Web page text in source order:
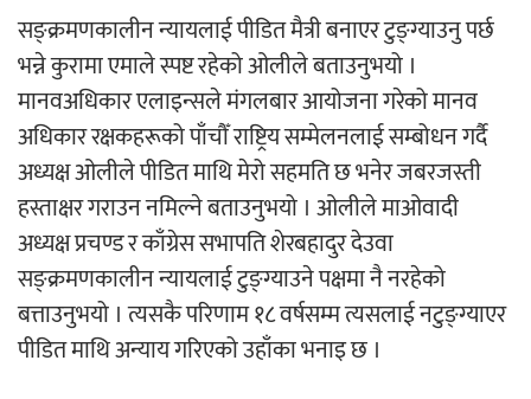
हलमा छैन ‘गौँथली’को टिकट
‘आइतबारको अफिस’ को परिचर्चा सम्पन्न
सङ्क्रमणकालीन न्यायलाई पीडित मैत्री बनाएर टुङ्ग्याउनु पर्छ
भन्ने कुरामा एमाले स्पष्ट रहेको ओलीले बताउनुभयो ।
मानवअधिकार एलाइन्सले मंगलबार आयोजना गरेको मानव
अधिकार रक्षकहरूको पाँचौँ राष्ट्रिय सम्मेलनलाई सम्बोधन गर्दै
अध्यक्ष ओलीले पीडित माथि मेरो सहमति छ भनेर जबरजस्ती
हस्ताक्षर गराउन नमिल्ने बताउनुभयो । ओलीले माओवादी
अध्यक्ष प्रचण्ड र काँग्रेस सभापति शेरबहादुर देउवा
सङ्क्रमणकालीन न्यायलाई टुङ्ग्याउने पक्षमा नै नरहेको
बत्ताउनुभयो । त्यसकै परिणाम १८ वर्षसम्म त्यसलाई नटुङ्ग्याएर
पीडित माथि अन्याय गरिएको उहाँका भनाइ छ ।